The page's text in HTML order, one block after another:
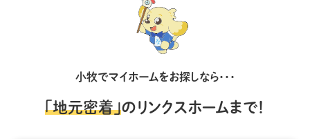
小牧でマイホームをお探しなら・・・
「地元密着」のリンクスホームまで！